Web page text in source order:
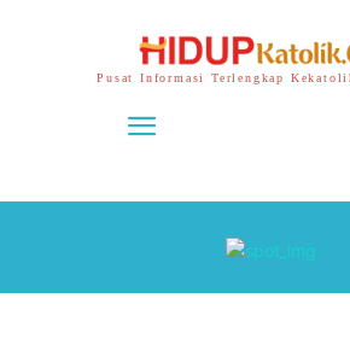
Pusat Informasi Terlengkap